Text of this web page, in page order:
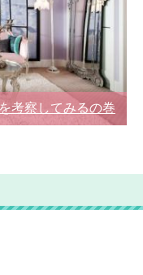
考察してみるの巻